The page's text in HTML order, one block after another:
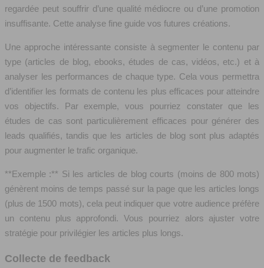
regardée peut souffrir d’une qualité médiocre ou d’une promotion
insuffisante. Cette analyse fine guide vos futures créations.
Une approche intéressante consiste à segmenter le contenu par
type (articles de blog, ebooks, études de cas, vidéos, etc.) et à
analyser les performances de chaque type. Cela vous permettra
d’identifier les formats de contenu les plus efficaces pour atteindre
vos objectifs. Par exemple, vous pourriez constater que les
études de cas sont particulièrement efficaces pour générer des
leads qualifiés, tandis que les articles de blog sont plus adaptés
pour augmenter le trafic organique.
**Exemple :** Si les articles de blog courts (moins de 800 mots)
génèrent moins de temps passé sur la page que les articles longs
(plus de 1500 mots), cela peut indiquer que votre audience préfère
un contenu plus approfondi. Vous pourriez alors ajuster votre
stratégie pour privilégier les articles plus longs.
Collecte de feedback